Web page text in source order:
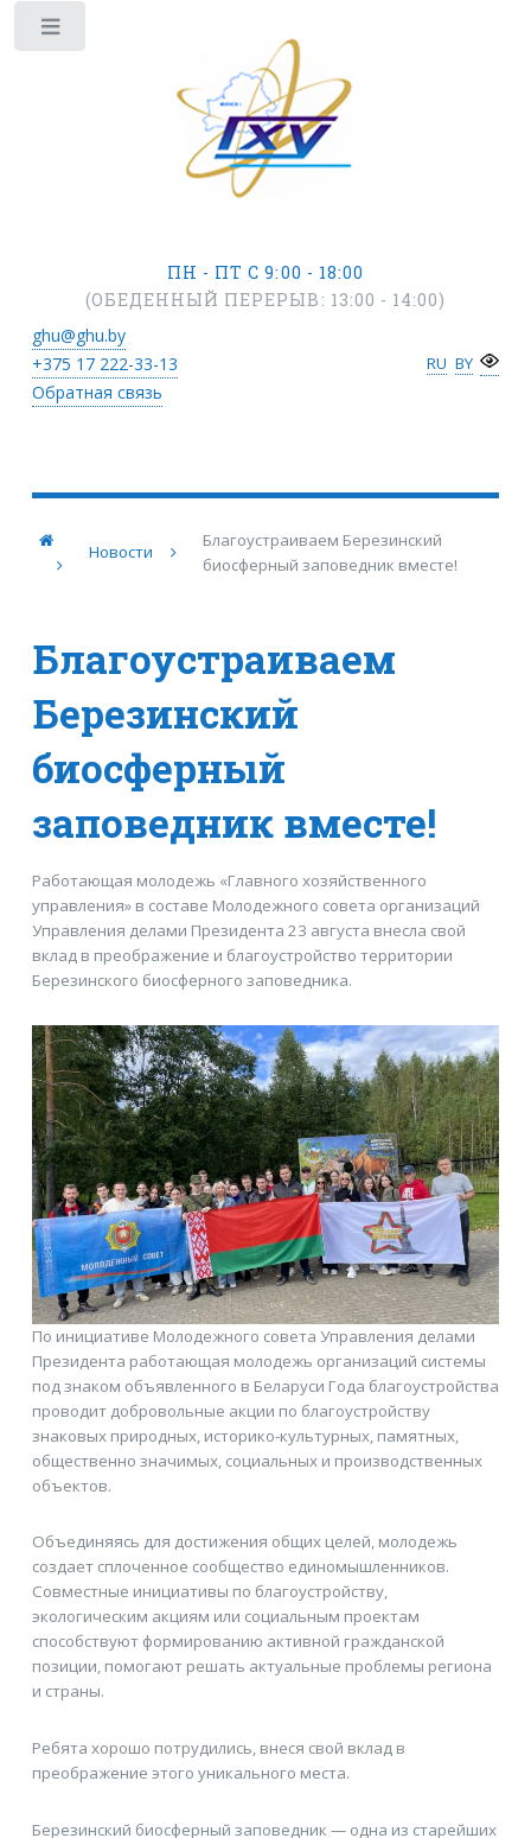
ПН - ПТ С 9:00 - 18:00
(ОБЕДЕННЫЙ ПЕРЕРЫВ: 13:00 - 14:00)
ghu@ghu.by
+375 17222-33-13
Обратная связь
RU BY
Новости
Благоустраиваем Березинский
биосферный заповедник вместе!
Благоустраиваем
Березинский
биосферный
заповедник вместе!
Работающая молодежь «Главного хозяйственного
управления» в составе Молодежного совета организаций
Управления делами Президента 23 августа внесла свой
вклад в преображение и благоустройство территории
Березинского биосферного заповедника.
По инициативе Молодежного совета Управления делами
Президента работающая молодежь организаций системы
под знаком объявленного в Беларуси Года благоустройства
проводит добровольные акции по благоустройству
знаковых природных, историко-культурных, памятных,
общественно значимых, социальных и производственных
объектов.
Объединяясь для достижения общих целей, молодежь
создает сплоченное сообщество единомышленников.
Совместные инициативы по благоустройству,
экологическим акциям или социальным проектам
способствуют формированию активной гражданской
позиции, помогают решать актуальные проблемы региона
и страны.
Ребята хорошо потрудились, внеся свой вклад в
преображение этого уникального места.
Березинский биосферный заповедник — одна из старейших